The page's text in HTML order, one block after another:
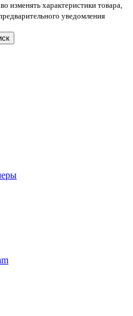
изменять характеристики товара,
уведомления